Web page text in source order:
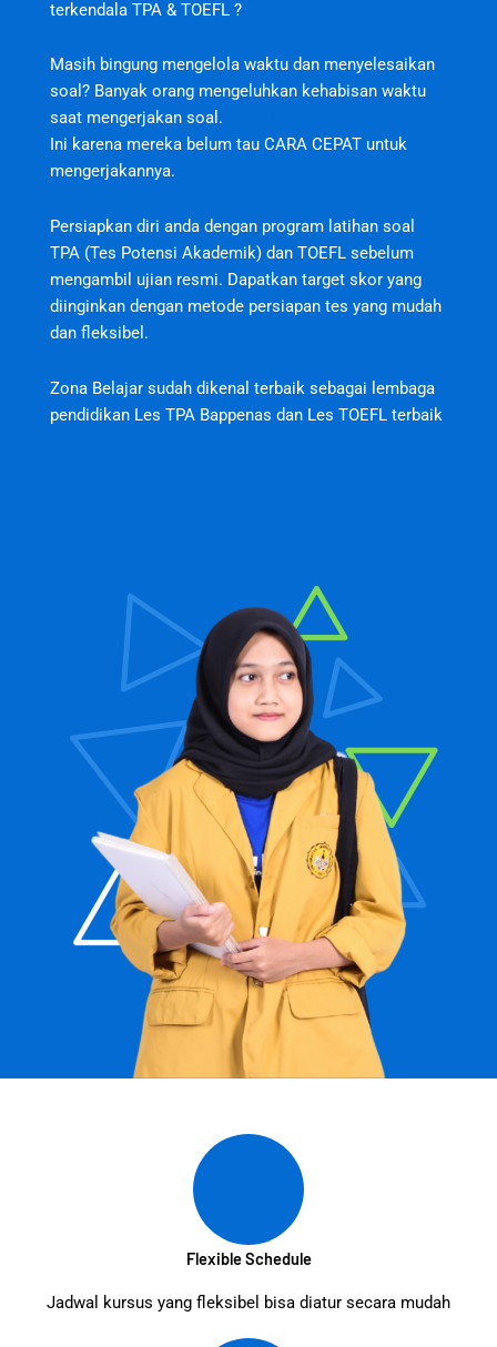
terkendala TPA & TOEFL ?
Masih bingung mengelola waktu dan menyelesaikan
soal? Banyak orang mengeluhkan kehabisan waktu
saat mengerjakan soal.
Ini karena mereka belum tau CARA CEPAT untuk
mengerjakannya.
Persiapkan diri anda dengan program latihan soal
TPA (Tes Potensi Akademik) dan TOEFL sebelum
mengambil ujian resmi. Dapatkan target skor yang
diinginkan dengan metode persiapan tes yang mudah
dan fleksibel.
Zona Belajar sudah dikenal terbaik sebagai lembaga
pendidikan Les TPA Bappenas dan Les TOEFL terbaik
Flexible Schedule
Jadwal kursus yang fleksibel bisa diatur secara mudah